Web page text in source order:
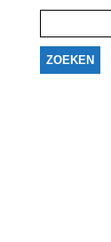
naar: